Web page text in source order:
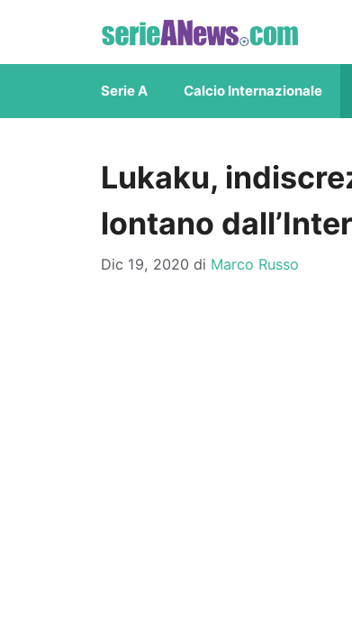
contenuto
Serie A Calcio Internazionale
Lukaku,
lontano dall’Inter
Dic 19, 2020 di Marco Russo